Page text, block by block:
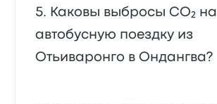
Каковы выбросы CO₂ на
автобусную поездку из
Отьиваронго в Ондангва?